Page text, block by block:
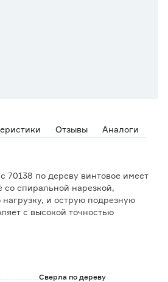
Отзывы Аналоги
70138 по дереву винтовое имеет
спиральной нарезкой,
и острую подрезную
с высокой точностью
засверливании.
Сверла по дереву